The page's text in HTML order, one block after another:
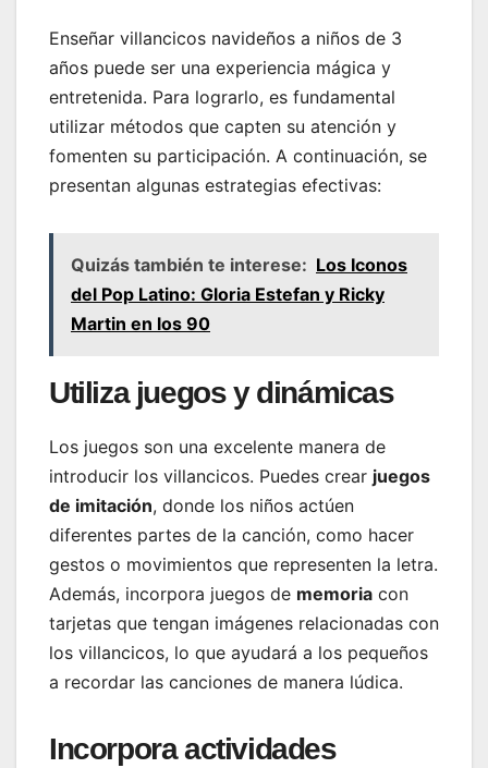
Enseñar villancicos navideños a niños de 3
años puede ser una experiencia mágica y
entretenida. Para lograrlo, es fundamental
utilizar métodos que capten su atención y
fomenten su participación. A continuación, se
presentan algunas estrategias efectivas:
Quizás también te interese: Los Iconos
del Pop Latino: Gloria Estefan y Ricky
Martin en los 90
Utiliza juegos y dinámicas
Los juegos son una excelente manera de
introducir los villancicos. Puedes crear juegos
de imitación, donde los niños actúen
diferentes partes de la canción, como hacer
gestos o movimientos que representen la letra.
Además, incorpora juegos de memoria con
tarjetas que tengan imágenes relacionadas con
los villancicos, lo que ayudará a los pequeños
a recordar las canciones de manera lúdica.
Incorpora actividades